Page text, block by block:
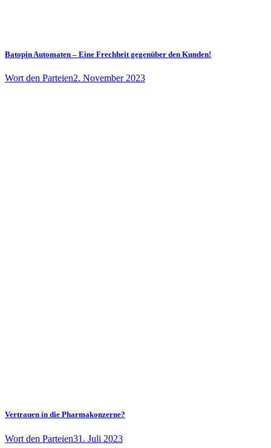
Batopin Automaten – Eine Frechheit gegenüber den Kunden!
Wort den Parteien2. November 2023
Vertrauen in die Pharmakonzerne?
Wort den Parteien31. Juli 2023